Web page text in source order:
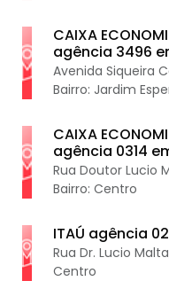
CAIXA
agência 3496
Avenida Siqueira
Bairro: Jardim
CAIXA
agência 0314
Rua Doutor Lucio
Bairro: Centro
ITAÚ agência
Rua Dr. Lucio
Centro